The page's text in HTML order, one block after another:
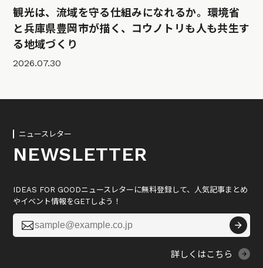
観光は、流域を守る仕組みになれるか。環境省
と兵庫県豊岡市が描く、コウノトリも人も共生す
る地域づくり
2026.07.30
ニュースレター
NEWSLETTER
IDEAS FOR GOODニュースレターに無料登録して、人気記事まとめ
やイベント情報をGETしよう！

詳しくはこちら